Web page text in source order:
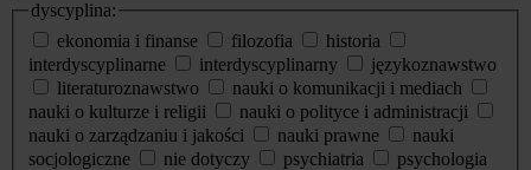
dyscyplina:
ekonomia i finanse
filozofia
historia
interdyscyplinarne
interdyscyplinarny
językoznawstwo
literaturoznawstwo
nauki o komunikacji i mediach
nauki o kulturze i religii
nauki o polityce i administracji
nauki o zarządzaniu i jakości
nauki prawne
nauki
socjologiczne
nie dotyczy psychiatria
psychologia